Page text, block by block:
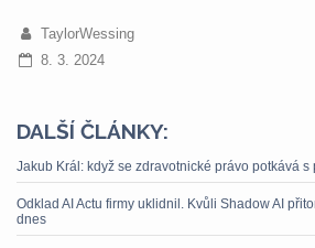
TaylorWessing
8. 3. 2024
DALŠÍ ČLÁNKY:
Jakub Král: když se zdravotnické právo potkává s
Odklad AI Actu firmy uklidnil. Kvůli Shadow AI
dnes